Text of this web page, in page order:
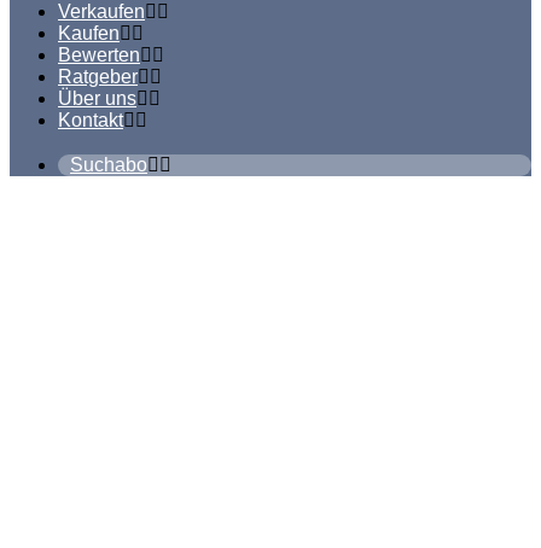
Verkaufen
Kaufen
Bewerten
Ratgeber
Über uns
Kontakt
Suchabo